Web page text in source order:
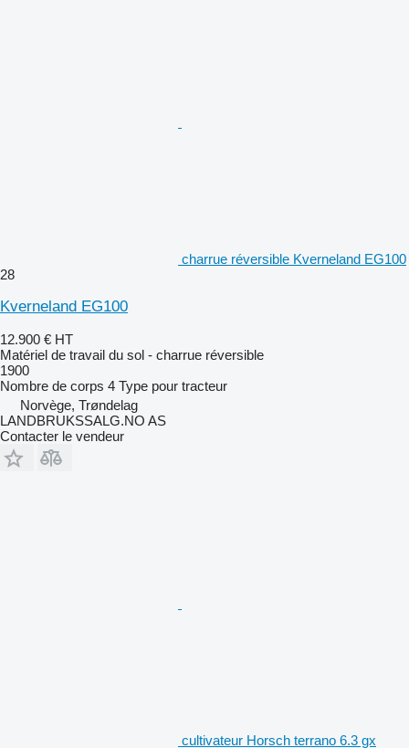
charrue réversible Kverneland EG100
28
Kverneland EG100
12.900 € HT
Matériel de travail du sol - charrue réversible
1900
Nombre de corps 4 Type pour tracteur
Norvège, Trøndelag
LANDBRUKSSALG.NO AS
Contacter le vendeur
cultivateur Horsch terrano 6.3 gx